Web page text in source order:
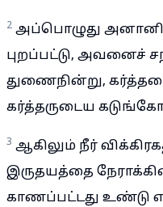
2 அப்பொழுது
புறப்பட்டு, அவனைச்
துணைநின்று,
கர்த்தருடைய
3 ஆகிலும் நீர்
இருதயத்தை
காணப்பட்டது உண்டு